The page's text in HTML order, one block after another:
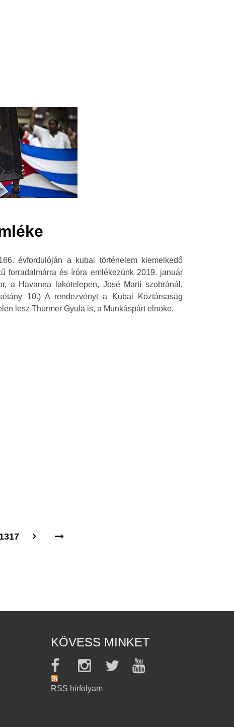
évfordulóján a kubai történelem kiemelkedő
forradalmárra és íróra emlékezünk 2019. január
a Havanna lakótelepen, José Martí szobránál,
10.) A rendezvényt a Kubai Köztársaság
lesz Thürmer Gyula is, a Munkáspárt elnöke.
1317
KÖVESS MINKET
RSS hírfolyam